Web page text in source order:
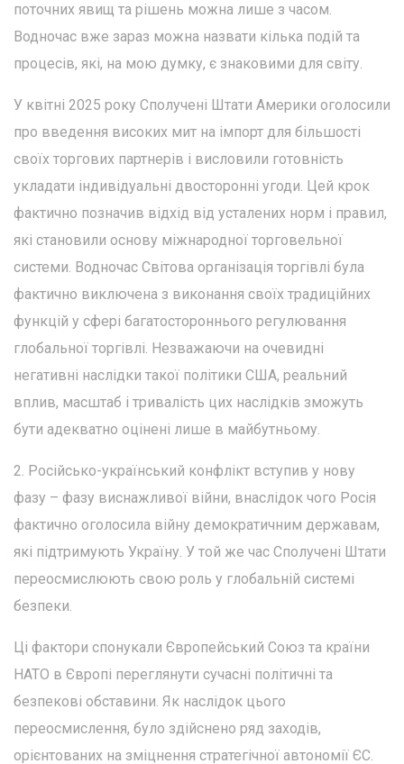
поточних явищ та рішень можна лише з часом.
Водночас вже зараз можна назвати кілька подій та
процесів, які, на мою думку, є знаковими для світу.
У квітні 2025 року Сполучені Штати Америки оголосили
про введення високих мит на імпорт для більшості
своїх торгових партнерів і висловили готовність
укладати індивідуальні двосторонні угоди. Цей крок
фактично позначив відхід від усталених норм і правил,
які становили основу міжнародної торговельної
системи. Водночас Світова організація торгівлі була
фактично виключена з виконання своїх традиційних
функцій у сфері багатостороннього регулювання
глобальної торгівлі. Незважаючи на очевидні
негативні наслідки такої політики США, реальний
вплив, масштаб і тривалість цих наслідків зможуть
бути адекватно оцінені лише в майбутньому.
2. Російсько-український конфлікт вступив у нову
фазу – фазу виснажливої війни, внаслідок чого Росія
фактично оголосила війну демократичним державам,
які підтримують Україну. У той же час Сполучені Штати
переосмислюють свою роль у глобальній системі
безпеки.
Ці фактори спонукали Європейський Союз та країни
НАТО в Європі переглянути сучасні політичні та
безпекові обставини. Як наслідок цього
переосмислення, було здійснено ряд заходів,
орієнтованих на зміцнення стратегічної автономії ЄС.